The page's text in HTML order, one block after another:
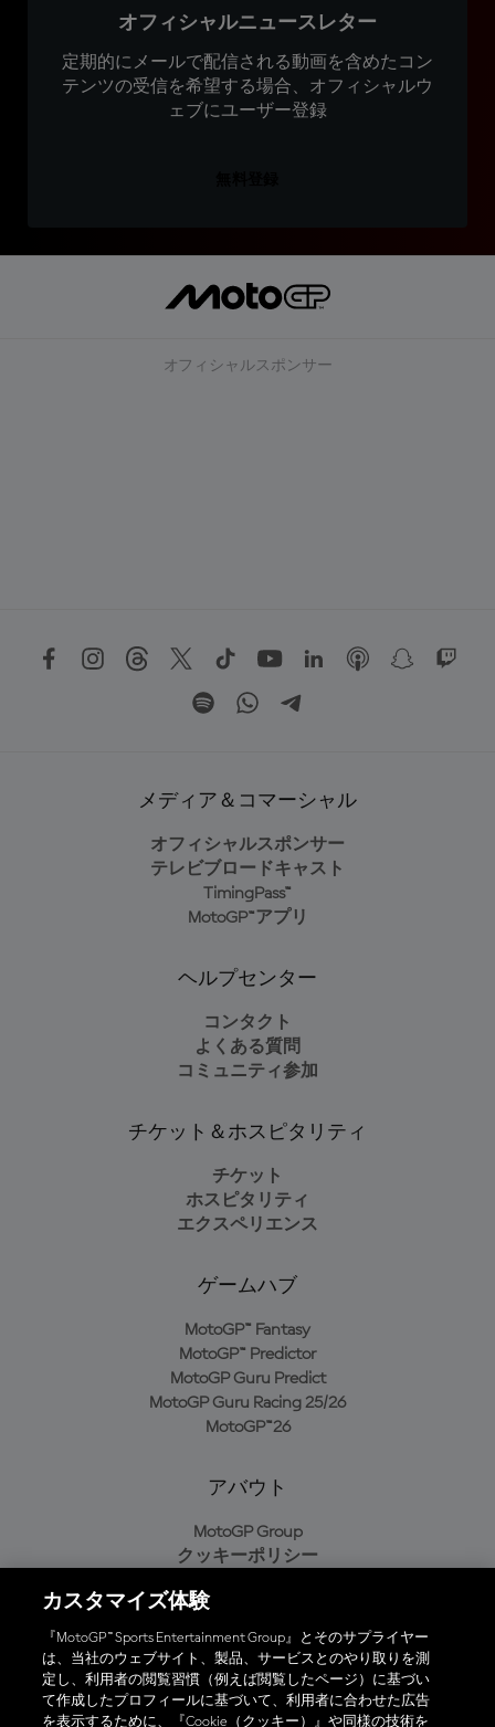
オフィシャルニュースレター
定期的にメールで配信される動画を含めたコン
テンツの受信を希望する場合、オフィシャルウ
ェブにユーザー登録
オフィシャルスポンサー
メディア＆コマーシャル
オフィシャルスポンサー
テレビブロードキャスト
TimingPass™
MotoGP™アプリ
ヘルプセンター
コンタクト
よくある質問
コミュニティ参加
チケット＆ホスピタリティ
チケット
ホスピタリティ
エクスペリエンス
ゲームハブ
MotoGP™ Fantasy
MotoGP™ Predictor
MotoGP Guru Predict
MotoGP Guru Racing 25/26
MotoGP™26
アバウト
MotoGP Group
クッキーポリシー
プライバシーポリシー
購入ポリシー
オフィシャルアプリ
カスタマイズ体験
『MotoGP™ Sports Entertainment Group』とそのサプライヤー
は、当社のウェブサイト、製品、サービスとのやり取りを測
定し、利用者の閲覧習慣（例えば閲覧したページ）に基づい
て作成したプロフィールに基づいて、利用者に合わせた広告
を表示するために、『Cookie（クッキー）』や同様の技術を